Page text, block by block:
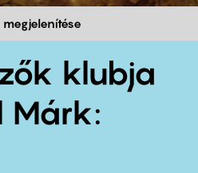
klubja
Márk: